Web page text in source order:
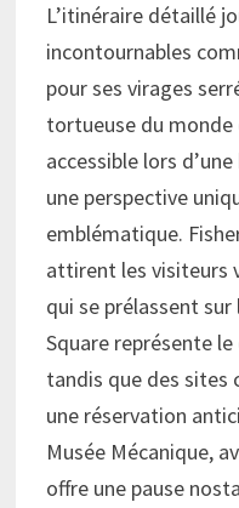
L’itinéraire détaillé
incontournables
pour ses virages
tortueuse du monde
accessible lors
une perspective
emblématique.
attirent les visiteurs
qui se prélassent
Square représente
tandis que des sites
une réservation
Musée Mécanique,
offre une pause